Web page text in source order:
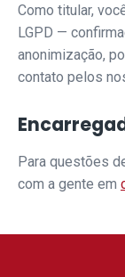
Como titular,
LGPD —
anonimização,
contato pelos
Para questões
com a gente em